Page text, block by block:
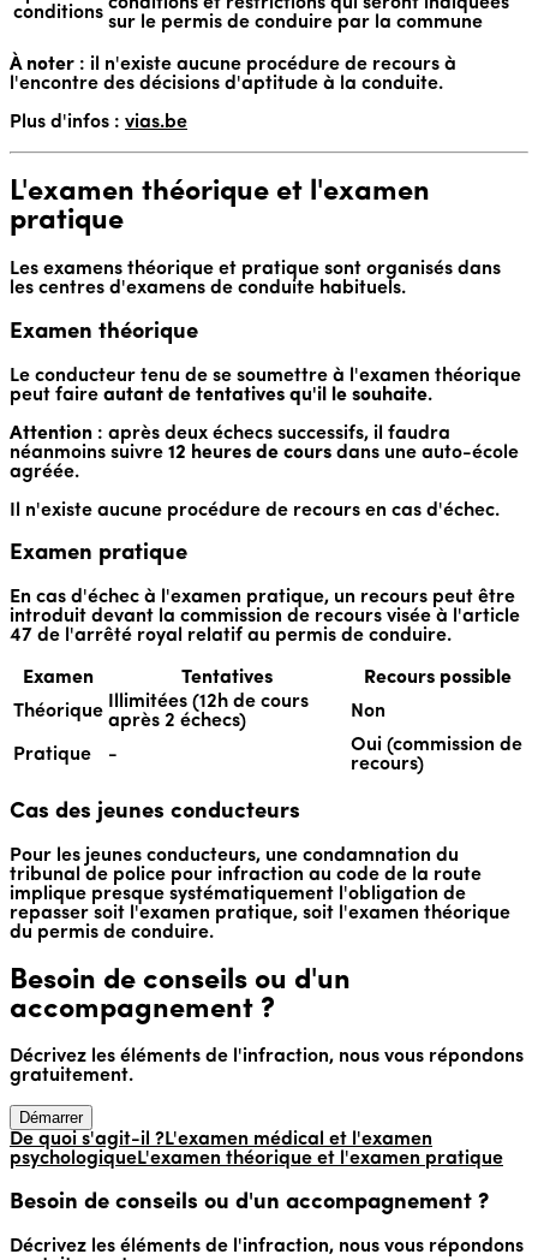
conditions conditions et restrictions qui seront indiquées
sur le permis de conduire par la commune
À noter : il n'existe aucune procédure de recours à
l'encontre des décisions d'aptitude à la conduite.
Plus d'infos : vias.be
L'examen théorique et l'examen
pratique
Les examens théorique et pratique sont organisés dans
les centres d'examens de conduite habituels.
Examen théorique
Le conducteur tenu de se soumettre à l'examen théorique
peut faire autant de tentatives qu'il le souhaite.
Attention : après deux échecs successifs, il faudra
néanmoins suivre 12 heures de cours dans une auto-école
agréée.
Il n'existe aucune procédure de recours en cas d'échec.
Examen pratique
En cas d'échec à l'examen pratique, un recours peut être
introduit devant la commission de recours visée à l'article
47 de l'arrêté royal relatif au permis de conduire.
Examen Tentatives
Recours possible
Théorique
Illimitées (12h de cours
après 2 échecs)
Non
Pratique -
Oui (commission de
recours)
Cas des jeunes conducteurs
Pour les jeunes conducteurs, une condamnation du
tribunal de police pour infraction au code de la route
implique presque systématiquement l'obligation de
repasser soit l'examen pratique, soit l'examen théorique
du permis de conduire.
Besoin de conseils ou d'un
accompagnement ?
Décrivez les éléments de l'infraction, nous vous répondons
gratuitement.
Démarrer
De quoi s'agit-il ?L'examen médical et l'examen
psychologiqueL'examen théorique et l'examen pratique
Besoin de conseils ou d'un accompagnement ?
Décrivez les éléments de l'infraction, nous vous répondons